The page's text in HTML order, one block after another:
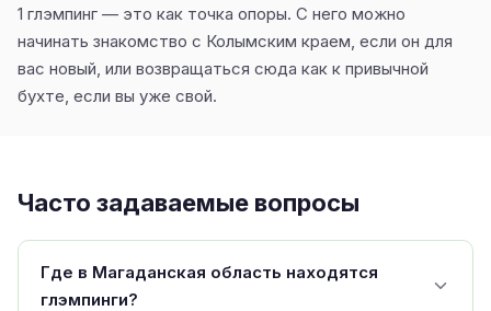
1 глэмпинг — это как точка опоры. С него можно
начинать знакомство с Колымским краем, если он для
вас новый, или возвращаться сюда как к привычной
бухте, если вы уже свой.
Часто задаваемые вопросы
Где в Магаданская область находятся
глэмпинги?